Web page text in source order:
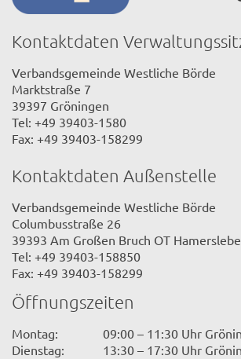
Kontaktdaten
Verbandsgemeinde Westliche Börde
Marktstraße 7
39397 Gröningen
Tel: +49 39403-1580
Fax: +49 39403-158299
Kontaktdaten Außenstelle
Verbandsgemeinde Westliche Börde
Columbusstraße 26
39393 Am Großen Bruch OT
Tel: +49 39403-158850
Fax: +49 39403-158299
Öffnungszeiten
Montag:
09:00 – 11:30 Uhr
Dienstag:
13:30 – 17:30 Uhr